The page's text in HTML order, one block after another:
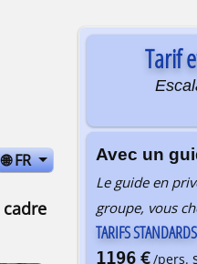
🌐 FR
cadre
Tarif
Avec un
Le guide en
groupe, vous
TARIFS STANDARDS
1196 € /pers.